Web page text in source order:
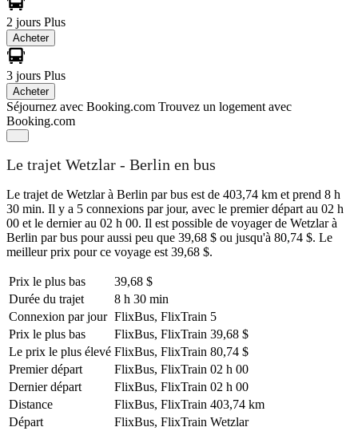
2 jours Plus
Acheter
3 jours Plus
Acheter
Séjournez avec Booking.com Trouvez un logement avec
Booking.com
Le trajet Wetzlar - Berlin en bus
Le trajet de Wetzlar à Berlin par bus est de 403,74 km et prend 8 h
30 min. Il y a 5 connexions par jour, avec le premier départ au 02 h
00 et le dernier au 02 h 00. Il est possible de voyager de Wetzlar à
Berlin par bus pour aussi peu que 39,68 $ ou jusqu'à 80,74 $. Le
meilleur prix pour ce voyage est 39,68 $.
Prix ​​le plus bas
39,68 $
Durée du trajet
8 h 30 min
Connexion par jour FlixBus, FlixTrain 5
Prix ​​le plus bas
FlixBus, FlixTrain 39,68 $
Le prix le plus élevé FlixBus, FlixTrain 80,74 $
Premier départ
FlixBus, FlixTrain 02 h 00
Dernier départ
FlixBus, FlixTrain 02 h 00
Distance
FlixBus, FlixTrain 403,74 km
Départ
FlixBus, FlixTrain Wetzlar